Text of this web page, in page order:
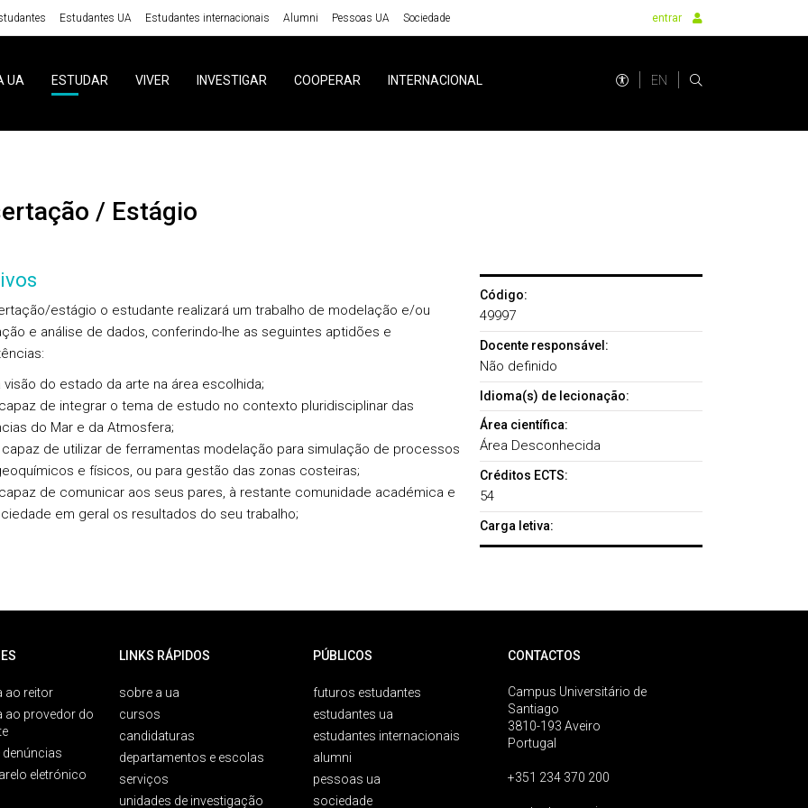
Estudantes UA Estudantes internacionais Alumni Pessoas UA Sociedade entrar
UA ESTUDAR VIVER INVESTIGAR COOPERAR INTERNACIONAL EN
/ Estágio
estágio o estudante realizará um trabalho de modelação e/ou
e análise de dados, conferindo-lhe as seguintes aptidões e
visão do estado da arte na área escolhida;
de integrar o tema de estudo no contexto pluridisciplinar das
do Mar e da Atmosfera;
de utilizar de ferramentas modelação para simulação de processos
e físicos, ou para gestão das zonas costeiras;
de comunicar aos seus pares, à restante comunidade académica e
em geral os resultados do seu trabalho;
Código:
49997
Docente responsável:
Não definido
Idioma(s) de lecionação:
Área científica:
Área Desconhecida
Créditos ECTS:
54
Carga letiva:
ao reitor
ao provedor do
denúncias
eletrónico
LINKS RÁPIDOS
sobre a ua
cursos
candidaturas
departamentos e escolas
serviços
unidades de investigação
PÚBLICOS
futuros estudantes
estudantes ua
estudantes internacionais
alumni
pessoas ua
sociedade
CONTACTOS
Campus Universitário de
Santiago
3810-193 Aveiro
Portugal
+351 234 370 200